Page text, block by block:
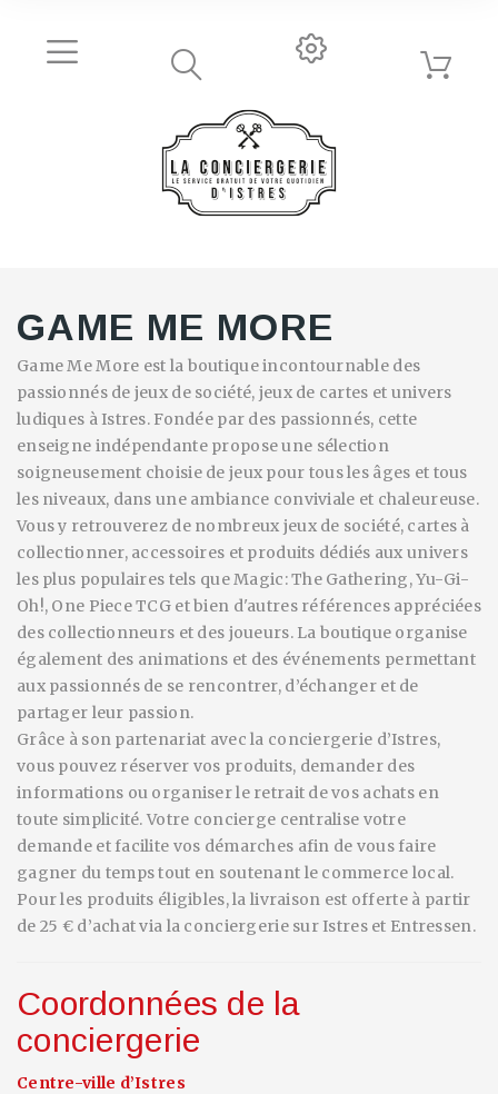
GAME ME MORE
Game Me More est la boutique incontournable des
passionnés de jeux de société, jeux de cartes et univers
ludiques à Istres. Fondée par des passionnés, cette
enseigne indépendante propose une sélection
soigneusement choisie de jeux pour tous les âges et tous
les niveaux, dans une ambiance conviviale et chaleureuse.
Vous y retrouverez de nombreux jeux de société, cartes à
collectionner, accessoires et produits dédiés aux univers
les plus populaires tels que Magic: The Gathering, Yu-Gi-
Oh!, One Piece TCG et bien d'autres références appréciées
des collectionneurs et des joueurs. La boutique organise
également des animations et des événements permettant
aux passionnés de se rencontrer, d’échanger et de
partager leur passion.
Grâce à son partenariat avec la conciergerie d’Istres,
vous pouvez réserver vos produits, demander des
informations ou organiser le retrait de vos achats en
toute simplicité. Votre concierge centralise votre
demande et facilite vos démarches afin de vous faire
gagner du temps tout en soutenant le commerce local.
Pour les produits éligibles, la livraison est offerte à partir
de 25 € d’achat via la conciergerie sur Istres et Entressen.
Coordonnées de la
conciergerie
Centre-ville d’Istres